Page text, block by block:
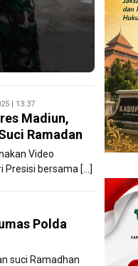
| 13:37
Madiun,
Ramadan
Video
Presisi bersama […]
Polda
suci Ramadhan